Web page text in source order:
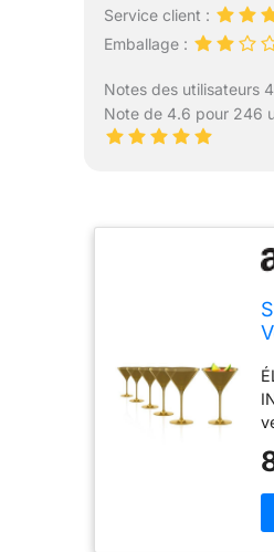
Service client :
Emballage :
Notes des utilisateurs
Note de 4.6 pour 246